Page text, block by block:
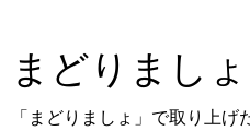
まどりましょ
「まどりましょ」で取り上げ